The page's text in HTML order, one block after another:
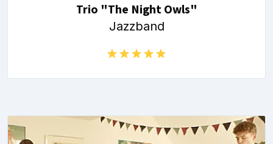
Trio "The Night Owls"
Jazzband